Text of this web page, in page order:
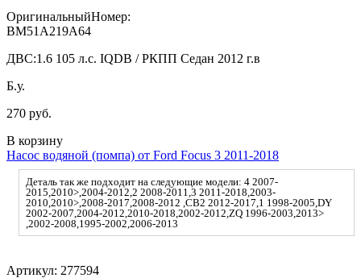
ОригинальныйНомер:
BM51A219A64
ДВС:1.6 105 л.с. IQDB / РКПП Седан 2012 г.в
Б.у.
270 руб.
В корзину
Насос водяной (помпа) от Ford Focus 3 2011-2018
Деталь так же подходит на следующие модели: 4 2007-
2015,2010>,2004-2012,2 2008-2011,3 2011-2018,2003-
2010,2010>,2008-2017,2008-2012 ,CB2 2012-2017,1 1998-2005,DY
2002-2007,2004-2012,2010-2018,2002-2012,ZQ 1996-2003,2013>
,2002-2008,1995-2002,2006-2013
Артикул: 277594